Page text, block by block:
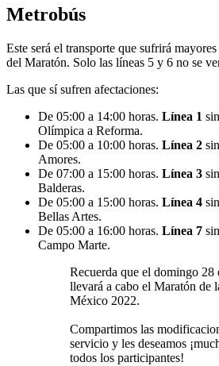
Metrobús
Este será el transporte que sufrirá
del Maratón. Solo las líneas 5 y 6 no se
Las que sí sufren afectaciones:
De 05:00 a 14:00 horas. Línea 1
Olímpica a Reforma.
De 05:00 a 10:00 horas. Línea 2
Amores.
De 07:00 a 15:00 horas. Línea 3
Balderas.
De 05:00 a 15:00 horas. Línea 4
Bellas Artes.
De 05:00 a 16:00 horas. Línea 7
Campo Marte.
Recuerda que el domingo 28
llevará a cabo el Maratón de
México 2022.
Compartimos las
servicio y les deseamos
todos los participantes!